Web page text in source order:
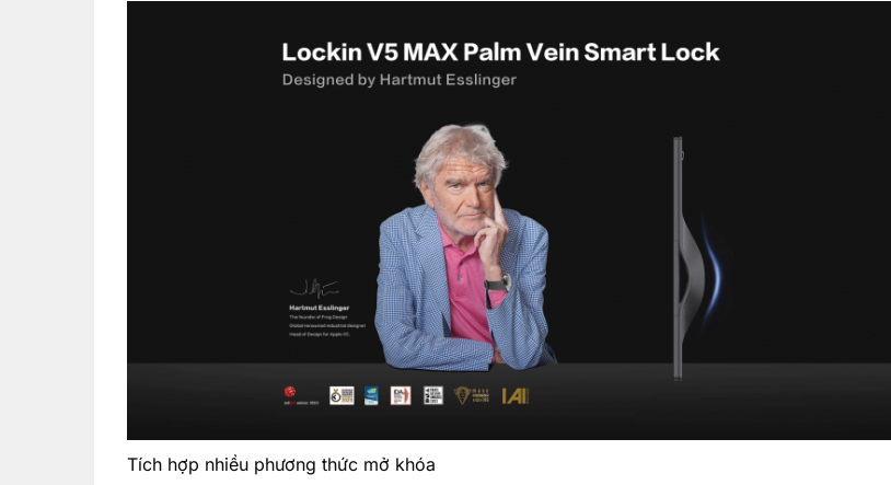
Tích hợp nhiều phương thức mở khóa